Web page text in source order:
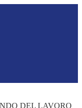
DEL LAVORO